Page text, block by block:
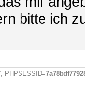
bitte ich
, PHPSESSID=